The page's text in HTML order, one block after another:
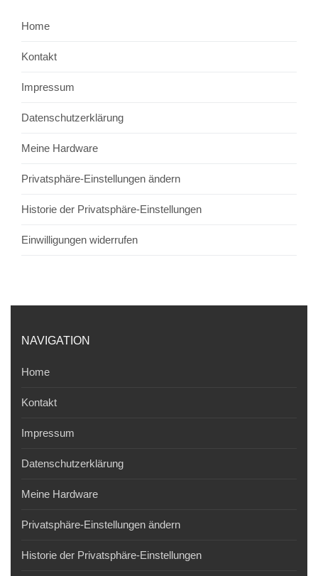
Home
Kontakt
Impressum
Datenschutzerklärung
Meine Hardware
Privatsphäre-Einstellungen ändern
Historie der Privatsphäre-Einstellungen
Einwilligungen widerrufen
NAVIGATION
Home
Kontakt
Impressum
Datenschutzerklärung
Meine Hardware
Privatsphäre-Einstellungen ändern
Historie der Privatsphäre-Einstellungen